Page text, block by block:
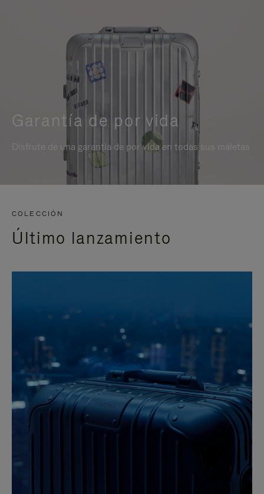
Garantía de por vida
Disfrute de una garantía de por vida en todas sus maletas
COLECCIÓN
Último lanzamiento